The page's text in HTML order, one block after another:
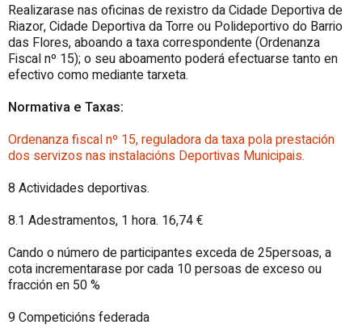
Realizarase nas oficinas de rexistro da Cidade Deportiva de
Riazor, Cidade Deportiva da Torre ou Polideportivo do Barrio
das Flores, aboando a taxa correspondente (Ordenanza
Fiscal nº 15); o seu aboamento poderá efectuarse tanto en
efectivo como mediante tarxeta.
Normativa e Taxas:
Ordenanza fiscal nº 15, reguladora da taxa pola prestación
dos servizos nas instalacións Deportivas Municipais.
8 Actividades deportivas.
8.1 Adestramentos, 1 hora. 16,74 €
Cando o número de participantes exceda de 25persoas, a
cota incrementarase por cada 10 persoas de exceso ou
fracción en 50 %
9 Competicións federada